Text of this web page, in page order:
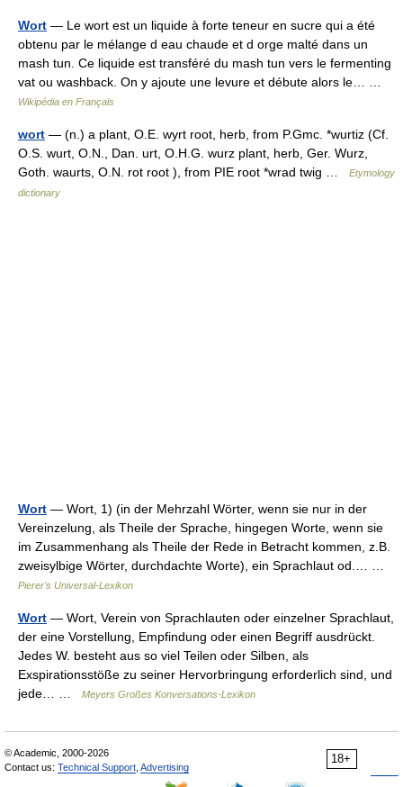
Wort — Le wort est un liquide à forte teneur en sucre qui a été
obtenu par le mélange d eau chaude et d orge malté dans un
mash tun. Ce liquide est transféré du mash tun vers le fermenting
vat ou washback. On y ajoute une levure et débute alors le… …
Wikipédia en Français
wort — (n.) a plant, O.E. wyrt root, herb, from P.Gmc. *wurtiz (Cf.
O.S. wurt, O.N., Dan. urt, O.H.G. wurz plant, herb, Ger. Wurz,
Goth. waurts, O.N. rot root ), from PIE root *wrad twig …
Etymology
dictionary
Wort — Wort, 1) (in der Mehrzahl Wörter, wenn sie nur in der
Vereinzelung, als Theile der Sprache, hingegen Worte, wenn sie
im Zusammenhang als Theile der Rede in Betracht kommen, z.B.
zweisylbige Wörter, durchdachte Worte), ein Sprachlaut od.… …
Pierer's Universal-Lexikon
Wort — Wort, Verein von Sprachlauten oder einzelner Sprachlaut,
der eine Vorstellung, Empfindung oder einen Begriff ausdrückt.
Jedes W. besteht aus so viel Teilen oder Silben, als
Exspirationsstöße zu seiner Hervorbringung erforderlich sind, und
jede… …
Meyers Großes Konversations-Lexikon
18+
© Academic, 2000-2026
Contact us: Technical Support Advertising